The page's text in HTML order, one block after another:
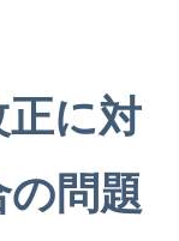
正に対
問題